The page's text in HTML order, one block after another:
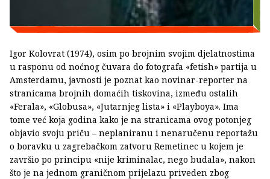
Igor Kolovrat (1974), osim po brojnim svojim djelatnostima
u rasponu od noćnog čuvara do fotografa «fetish» partija u
Amsterdamu, javnosti je poznat kao novinar-reporter na
stranicama brojnih domaćih tiskovina, između ostalih
«Ferala», «Globusa», «Jutarnjeg lista» i «Playboya». Ima
tome već koja godina kako je na stranicama ovog potonjeg
objavio svoju priču – neplaniranu i nenaručenu reportažu
o boravku u zagrebačkom zatvoru Remetinec u kojem je
završio po principu «nije kriminalac, nego budala», nakon
što je na jednom graničnom prijelazu priveden zbog